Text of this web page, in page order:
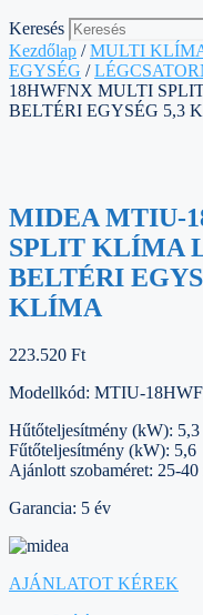
Keresés
Kezdőlap /MULTI
EGYSÉG /
18HWFNX MULTI
BELTÉRI EGYSÉG 5,3
MIDEA MTIU-
SPLIT KLÍMA
BELTÉRI
KLÍMA
223.520 Ft
Modellkód: MTIU-
Hűtőteljesítmény (kW): 5,3
Fűtőteljesítmény (kW): 5,6
Ajánlott szobaméret: 25-40
Garancia: 5 év
AJÁNLATOT KÉREK